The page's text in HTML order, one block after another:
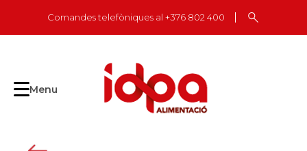
content
Comandes telefòniques al +376 802 400
Menu